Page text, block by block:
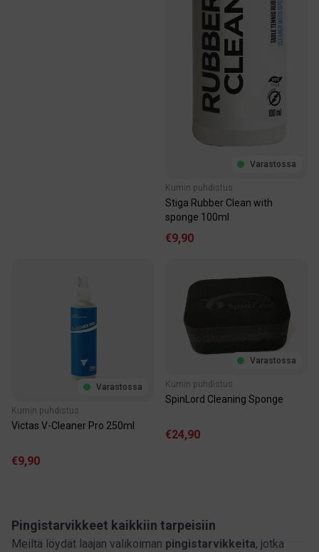
Varastossa
Kumin puhdistus
Stiga Rubber Clean with
sponge 100ml
€9,90
Varastossa
Kumin puhdistus
Victas V-Cleaner Pro 250ml
€9,90
Varastossa
Kumin puhdistus
SpinLord Cleaning Sponge
€24,90
Pingistarvikkeet kaikkiin tarpeisiin
Meiltä löydät laajan valikoiman pingistarvikkeita, jotka